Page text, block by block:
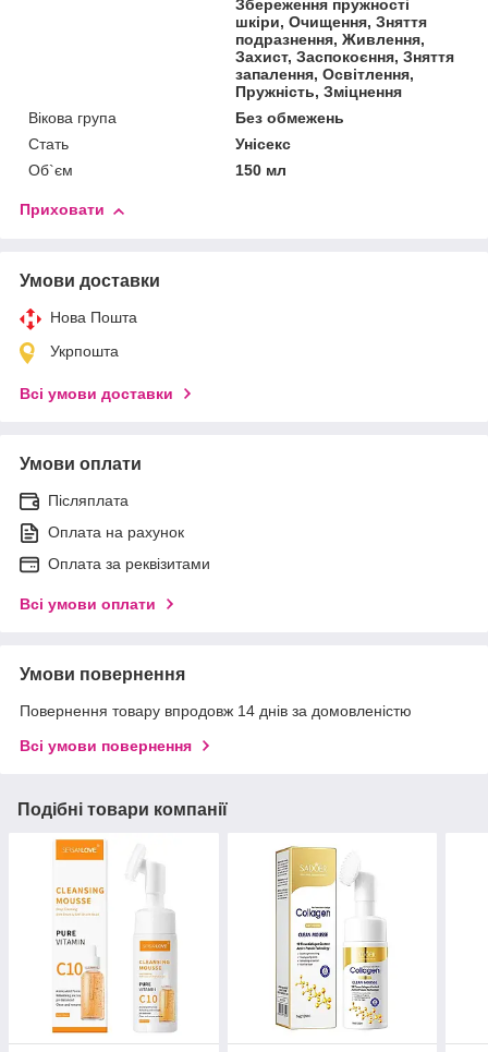
Збереження пружності
шкіри, Очищення, Зняття
подразнення, Живлення,
Захист, Заспокоєння, Зняття
запалення, Освітлення,
Пружність, Зміцнення
Вікова група
Без обмежень
Стать
Унісекс
Об`єм
150 мл
Приховати
Умови доставки
Нова Пошта
Укрпошта
Всі умови доставки
Умови оплати
Післяплата
Оплата на рахунок
Оплата за реквізитами
Всі умови оплати
Умови повернення
Повернення товару впродовж 14 днів за домовленістю
Всі умови повернення
Подібні товари компанії